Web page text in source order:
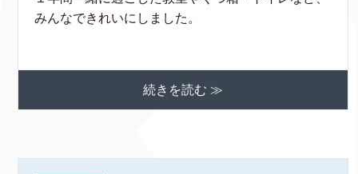
みんなできれいにしました。
続きを読む ≫